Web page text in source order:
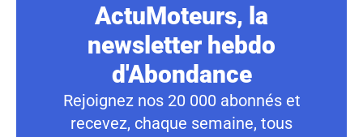
ActuMoteurs, la
newsletter hebdo
d'Abondance
Rejoignez nos 20 000 abonnés et
recevez, chaque semaine, tous